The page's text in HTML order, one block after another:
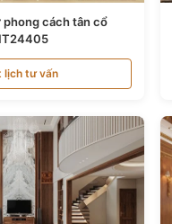
cách tân cổ
lịch tư vấn